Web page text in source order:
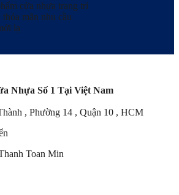
cửa nhựa trang trí
mãn nhu cầu
lạ
Nhựa Số 1 Tại Việt Nam
, Phường 14 , Quận 10 , HCM